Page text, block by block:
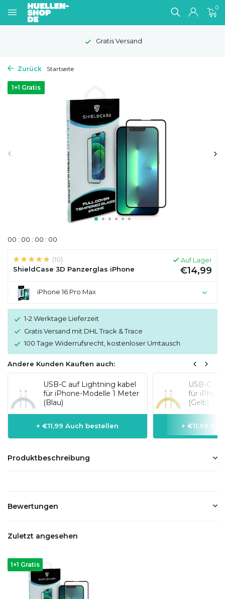
0
Gratis Versand
Zurück Startseite
1+1 Gratis
00 : 00 : 00 : 00
(10)
ShieldCase 3D Panzerglas iPhone
Auf Lager
€14,99
iPhone 16 Pro Max
1-2 Werktage Lieferzeit
Gratis Versand mit DHL Track & Trace
100 Tage Widerrufsrecht, kostenloser Umtausch
Andere Kunden Kauften auch:
USB-C auf Lightning kabel
für iPhone-Modelle 1 Meter
(Blau)
+ €11,99 Auch bestellen
USB-C
für
(Gelb)
+ €11,99
Produktbeschreibung
Bewertungen
Zuletzt angesehen
1+1 Gratis